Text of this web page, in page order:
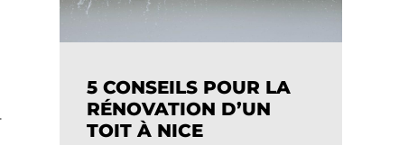
5 CONSEILS POUR LA
RÉNOVATION D’UN
TOIT À NICE